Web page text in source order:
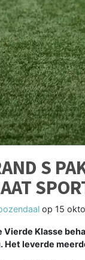
S
op 15
Vierde Klasse
Het leverde